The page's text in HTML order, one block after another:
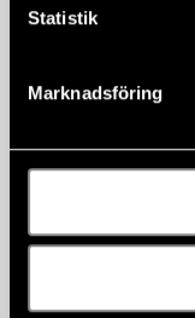
Statistik
Marknadsföring
Nercabbat
Mercedes-AMG SL
imponerar
klimatanläggningen